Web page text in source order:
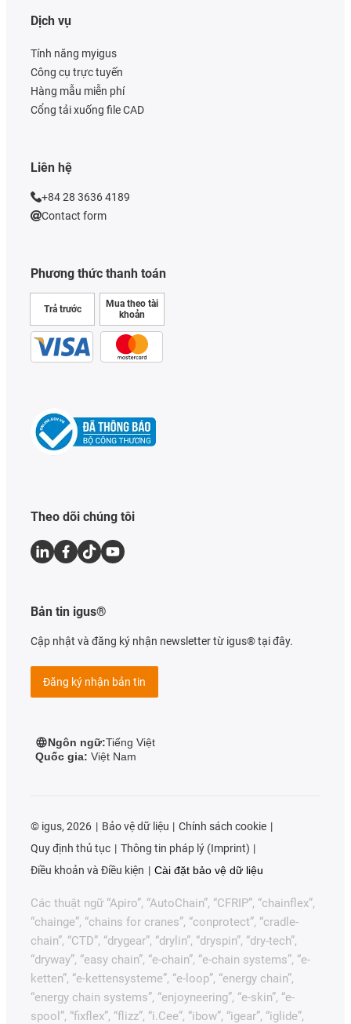
Phương thức thanh toán
Trả trước
Mua theo tài
khoản
Dịch vụ
Tính năng myigus
Công cụ trực tuyến
Hàng mẫu miễn phí
Cổng tải xuống file CAD
Liên hệ
+84 28 3636 4189
Contact form
Theo dõi chúng tôi
Bản tin igus®
Cập nhật và đăng ký nhận newsletter từ igus® tại đây.
Đăng ký nhận bản tin
Ngôn ngữ:Tiếng Việt
Quốc gia: Việt Nam
© igus, 2026 Bảo vệ dữ liệu
Chính sách cookie
Quy định thủ tục
Thông tin pháp lý (Imprint)
Điều khoản và Điều kiện
Cài đặt bảo vệ dữ liệu
Các thuật ngữ “Apiro”, “AutoChain”, “CFRIP”, “chainflex”,
“chainge”, “chains for cranes”, “conprotect”, “cradle-
chain”, “CTD”, “drygear”, “drylin”, “dryspin”, “dry-tech”,
“dryway”, “easy chain”, “e-chain”, “e-chain systems”, “e-
ketten”, “e-kettensysteme”, “e-loop”, “energy chain”,
“energy chain systems”, “enjoyneering”, “e-skin”, “e-
spool”, “fixflex”, “flizz”, “i.Cee”, “ibow”, “igear”, “iglide”,